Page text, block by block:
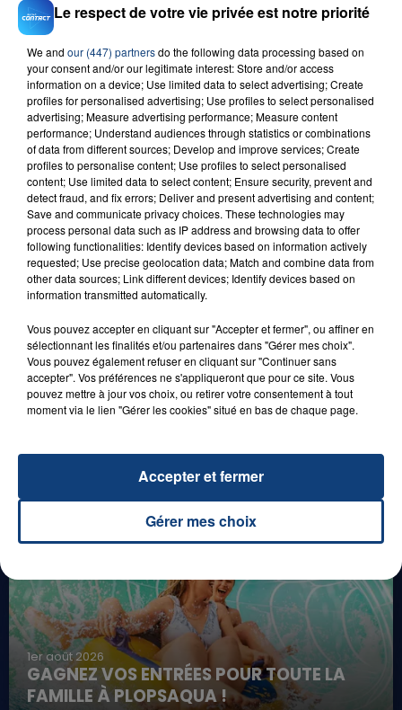
D'AUTRES JEUX
29 août 2025
LE MOT CASH !
GAGNEZ VOS ENTRÉES EN FAMILLE À
1er août 2026
GAGNEZ VOS ENTRÉES POUR TOUTE LA
FAMILLE À PLOPSAQUA !
Le respect de votre vie privée est notre priorité
We and our (447) partnersdo the following data processing based on
your consent and/or our legitimate interest: Store and/or access
information on a device; Use limited data to select advertising; Create
profiles for personalised advertising; Use profiles to select personalised
advertising; Measure advertising performance; Measure content
performance; Understand audiences through statistics or combinations
of data from different sources; Develop and improve services; Create
profiles to personalise content; Use profiles to select personalised
content; Use limited data to select content; Ensure security, prevent and
detect fraud, and fix errors; Deliver and present advertising and content;
Save and communicate privacy choices. These technologies may
process personal data such as IP address and browsing data to offer
following functionalities: Identify devices based on information actively
requested; Use precise geolocation data; Match and combine data from
other data sources; Link different devices; Identify devices based on
information transmitted automatically.
Vous pouvez accepter en cliquant sur "Accepter et fermer", ou affiner en
sélectionnant les finalités et/ou partenaires dans "Gérer mes choix".
Vous pouvez également refuser en cliquant sur "Continuer sans
accepter". Vos préférences ne s'appliqueront que pour ce site. Vous
pouvez mettre à jour vos choix, ou retirer votre consentement à tout
moment via le lien "Gérer les cookies" situé en bas de chaque page.
Gérer mes choix
Accepter et fermer